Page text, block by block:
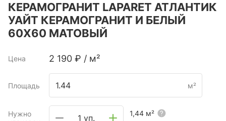
КЕРАМОГРАНИТ LAPARET АТЛАНТИК
УАЙТ КЕРАМОГРАНИТ И БЕЛЫЙ
60Х60 МАТОВЫЙ
Цена 2 190 ₽ / м²
Площадь м²
Нужно
1 уп. 1,44 м²